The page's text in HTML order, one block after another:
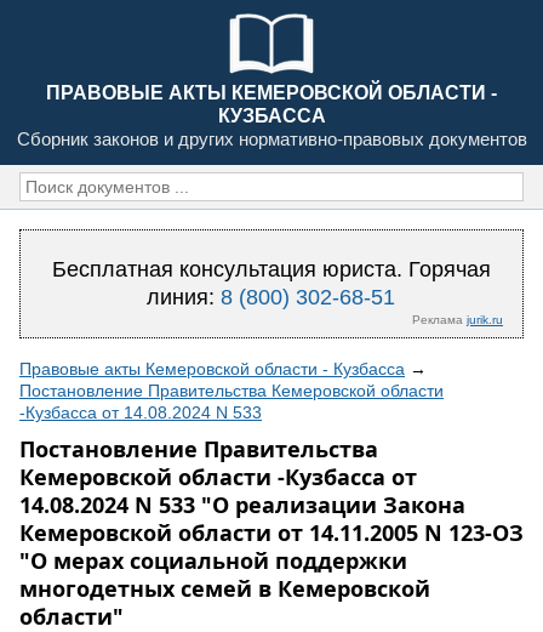
ПРАВОВЫЕ АКТЫ КЕМЕРОВСКОЙ ОБЛАСТИ -
КУЗБАССА
Сборник законов и других нормативно-правовых документов
Бесплатная консультация юриста. Горячая
линия:8 (800) 302-68-51
Реклама jurik.ru
Правовые акты Кемеровской области - Кузбасса →
Постановление Правительства Кемеровской области
-Кузбасса от 14.08.2024 N 533
Постановление Правительства
Кемеровской области -Кузбасса от
14.08.2024 N 533 "О реализации Закона
Кемеровской области от 14.11.2005 N 123-ОЗ
"О мерах социальной поддержки
многодетных семей в Кемеровской
области"